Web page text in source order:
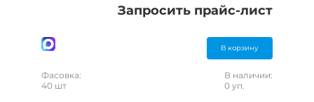
Запросить прайс-лист
В корзину
Фасовка:
40 шт
В наличии:
0 уп.